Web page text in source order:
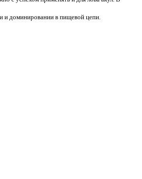
доминировании в пищевой цепи.